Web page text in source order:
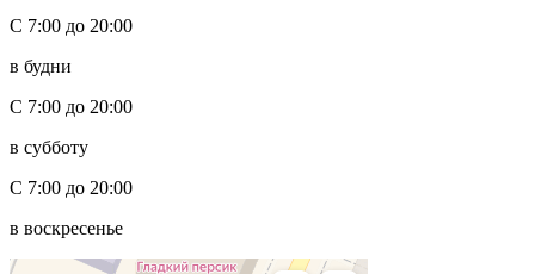
С 7:00 до 20:00
в будни
С 7:00 до 20:00
в субботу
С 7:00 до 20:00
в воскресенье